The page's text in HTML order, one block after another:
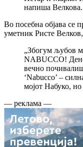
напиша Велкова.
Во посебна објава се
уметник Ристе
„Збогум љубов
NABUCCO!
вечно
‘Nabucco’ –
мојот Набуко, но
— реклама —